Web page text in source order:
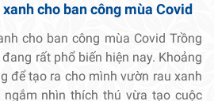
cho ban công mùa Covid
cho ban công mùa Covid Trồng
rất phổ biến hiện nay. Khoảng
để tạo ra cho mình vườn rau xanh
nhìn thích thú vừa tạo cuộc